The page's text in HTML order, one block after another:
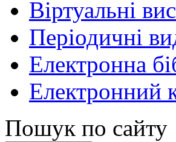
Віртуальні
Періодичні
Електронна
Електронний
Пошук по сайту